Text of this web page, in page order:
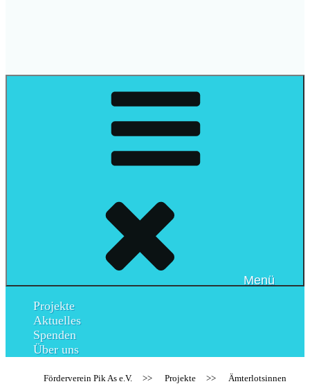
Menü
Projekte
Aktuelles
Spenden
Über uns
Förderverein Pik As e.V. >> Projekte >> Ämterlotsinnen